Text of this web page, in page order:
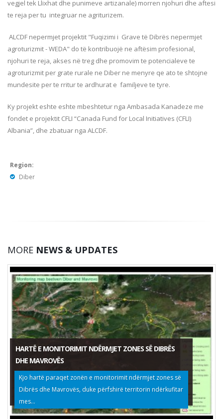
vegjel tek Llixhat dhe punimeve artizanale) morren njohuri dhe aftesi
te reja per tu integruar ne agriturizem.
ALCDF nepermjet projektit "Fuqizimi i Grave të Dibrës nepermjet
agroturizmit - WEDA" do të kontribuojë ne aftësim profesional,
njohuri te reja, akses në treg dhe promovim te potencialeve te
agroturizmit per grate rurale ne Diber ne menyre qe ato te shtojne
mundesite per te rritur te ardhurat e familjeve te tyre.
Ky projekt eshte eshte mbeshtetur nga Ambasada Kanadeze me
fondet e projektit CFLI “Canada Fund for Local Initiatives (CFLI)
Albania”, dhe zbatuar nga ALCDF.
Region:
Diber
MORE NEWS & UPDATES
HARTË E MONITORIMIT NDËRMJET ZONES SË DIBRËS
DHE MAVROVËS
Kjo hartë paraqet zonën e monitorimit ndërmjet zones së
Dibrës dhe Mavrovës, duke përfshirë territorin ndërkufitar
mes...